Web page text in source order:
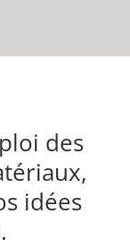
des
idées